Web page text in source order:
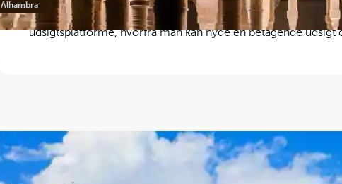
Alhambra
Alcazaba:
Den ældste del af Alhambra. Alcazaba er en
udsigtsplatforme, hvorfra man kan nyde en betagende